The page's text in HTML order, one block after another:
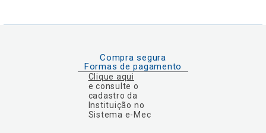
Compra segura
Formas de pagamento
Clique aqui
e consulte o
cadastro da
Instituição no
Sistema e-Mec